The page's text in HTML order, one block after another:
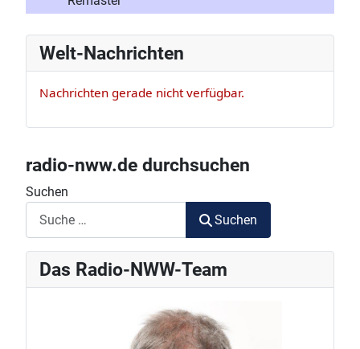
radio-nww.de durchsuchen
Suchen
Suchen
Das Radio-NWW-Team
Welt-Nachrichten
Nachrichten gerade nicht verfügbar.